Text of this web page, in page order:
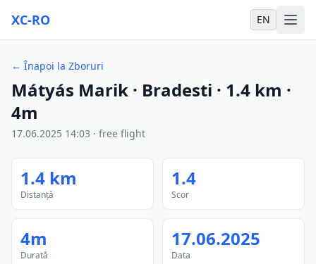
XC-RO EN
← Înapoi la Zboruri
Mátyás Marik · Bradesti · 1.4 km ·
4m
17.06.2025 14:03 · free flight
1.4 km
Distanță
1.4
Scor
4m
Durată
17.06.2025
Data